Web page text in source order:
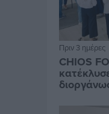
Πριν 3 ημέρες
CHIOS